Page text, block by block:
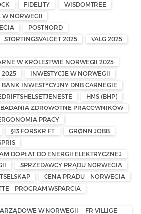
FIDELITY
WISDOMTREE
W NORWEGII
POSTNORD
STORTINGSVALGET 2025
VALG 2025
W KRÓLESTWIE NORWEGII 2025
2025
INWESTYCJE W NORWEGII
BANK INWESTYCYJNY DNB CARNEGIE
HMS (BHP)
BADANIA ZDROWOTNE PRACOWNIKÓW
PRACY
§13 FORSKRIFT
GRØNN JOBB
DOPŁAT DO ENERGII ELEKTRYCZNEJ
SPRZEDAWCY PRĄDU NORWEGIA
CENA PRĄDU – NORWEGIA
– PROGRAM WSPARCIA
W NORWEGII — FRIVILLIGE